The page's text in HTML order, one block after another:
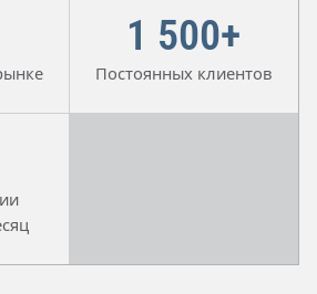
1 500+
Постоянных клиентов